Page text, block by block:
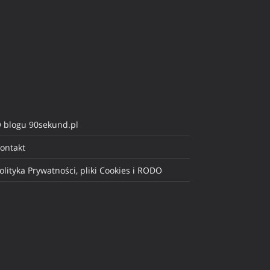
blogu 90sekund.pl
Prywatności, pliki Cookies i RODO